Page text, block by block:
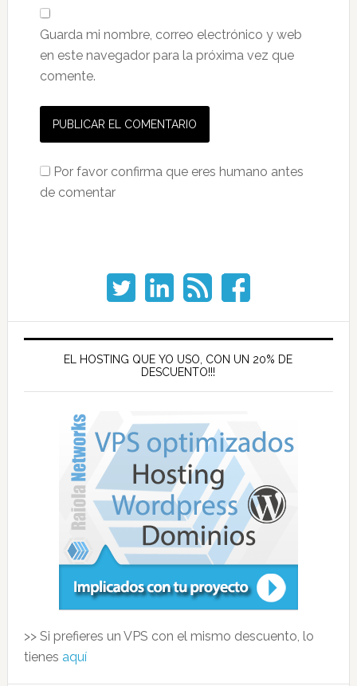
Guarda mi nombre, correo electrónico y web
en este navegador para la próxima vez que
comente.
Por favor confirma que eres humano antes
de comentar
EL HOSTING QUE YO USO, CON UN 20% DE
DESCUENTO!!!
>> Si prefieres un VPS con el mismo descuento, lo
tienes aquí